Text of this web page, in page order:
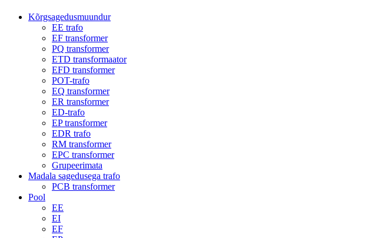
Kõrgsagedusmuundur
EE trafo
EF transformer
PQ transformer
ETD transformaator
EFD transformer
POT-trafo
EQ transformer
ER transformer
ED-trafo
EP transformer
EDR trafo
RM transformer
EPC transformer
Grupeerimata
Madala sagedusega trafo
PCB transformer
Pool
EE
EI
EF